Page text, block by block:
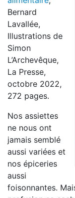
Bernard
Lavallée,
Illustrations de
Simon
L’Archevêque,
La Presse,
octobre 2022,
272 pages.
Nos assiettes
ne nous ont
jamais semblé
aussi variées et
nos épiceries
aussi
foisonnantes.